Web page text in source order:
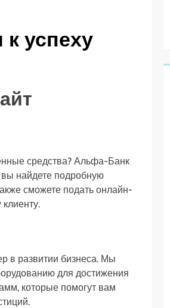
успеху
средства? Альфа-Банк
найдете подробную
сможете подать онлайн-
в развитии бизнеса. Мы
для достижения
которые помогут вам